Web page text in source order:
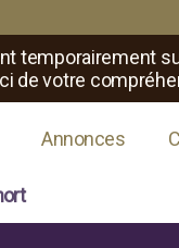
de votre
Annonces